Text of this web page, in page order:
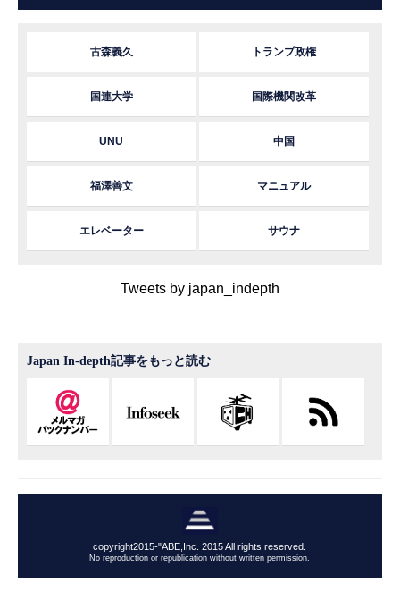
古森義久 トランプ政権
国連大学 国際機関改革
UNU 中国
福澤善文 マニュアル
エレベーター サウナ
Tweets by japan_indepth
Japan In-depth記事をもっと読む
copyright2015-"ABE,Inc. 2015 All rights reserved.
No reproduction or republication without written permission.